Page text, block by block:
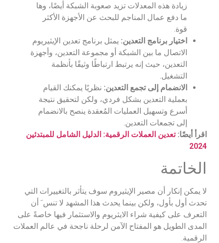
زيادة هذه المعدلات تزيد صعوبة الشبكة أيضًا، وها
ما دفع عمال المناجم للبحث عن الأجهزة الأكثر
قوة.
اختيار برنامج التعدين: يمثل برنامج تعدين الإيثيريوم
الاتصال ما بين الشبكة أو مجموعة التعدين، وأجهزة
التعدين، حيث إنه يرتبط ارتباطًا وثيقًا بأنظمة
التشغيل.
الانضمام إلى تجمع التعدين: نظريًا يمكنك القيام
بعملية التعدين بشكل فردي، ولكن لتحقيق نتيجة
أسرع وتسهيل العمليات المُعقدة ينصح بالانضمام
إلى تجمعات التعدين.
اقرأ أيضًا:تعدين العملات الرقمية: الدليل الشامل للمبتدئين
2024
الخاتمة
لا يمكن إنكار أن مصير الإيثيروم سوف يتأثر بالتغييرات التي
تحدث أول بأول، ولكن بينما يحدث هذا المشهد لا تنس َ أن
التعرف على كيفية شراء الايثريوم والاستثمار فيها خاصةً على
المدى الطويل هو المفتاح الآمن لرحلة ناجحة في عالم العملات
الرقمية.